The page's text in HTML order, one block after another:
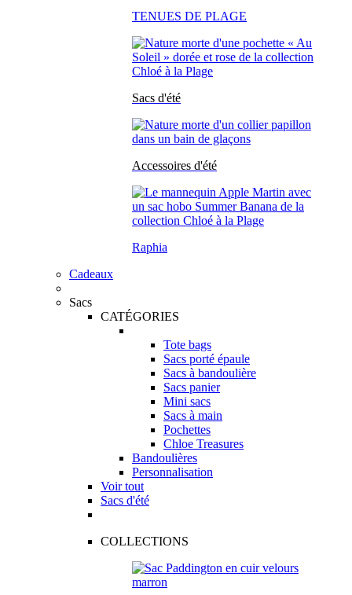
TENUES DE PLAGE
Sacs d'été
Accessoires d'été
Raphia
Cadeaux
Sacs
CATÉGORIES
Tote bags
Sacs porté épaule
Sacs à bandoulière
Sacs panier
Mini sacs
Sacs à main
Pochettes
Chloe Treasures
Bandoulières
Personnalisation
Voir tout
Sacs d'été
COLLECTIONS